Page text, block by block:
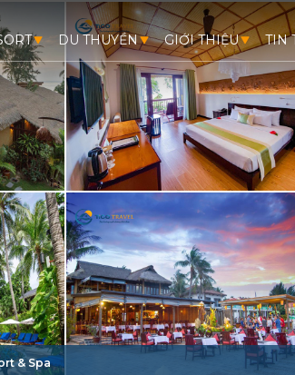
DU THUYỀN GIỚI THIỆU TIN
& Spa